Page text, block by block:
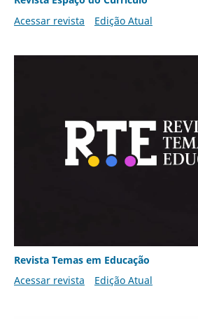
Acessar revista
Edição Atual
Revista Temas em Educação
Acessar revista
Edição Atual